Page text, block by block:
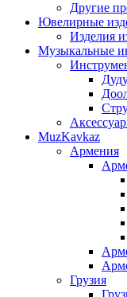
Другие
Ювелирные
Изделия
Музыкальные
MuzKavkaz
Армения
Грузия